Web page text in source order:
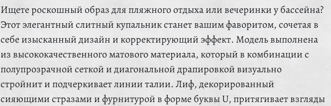
Ищете роскошный образ для пляжного отдыха или вечеринки у бассейна?
Этот элегантный слитный купальник станет вашим фаворитом, сочетая в
себе изысканный дизайн и корректирующий эффект. Модель выполнена
из высококачественного матового материала, который в комбинации с
полупрозрачной сеткой и диагональной драпировкой визуально
стройнит и подчеркивает линии талии. Лиф, декорированный
сияющими стразами и фурнитурой в форме буквы U, притягивает взгляды